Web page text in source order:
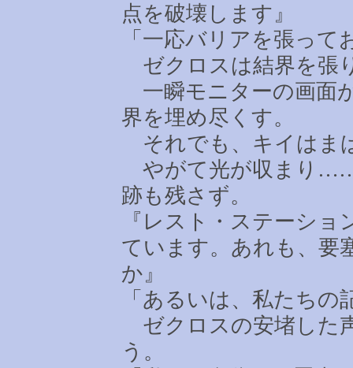
点を破壊します』
「一応バリアを張って
ゼクロスは結界を張
一瞬モニターの画面
界を埋め尽くす。
それでも、キイはま
やがて光が収まり
跡も残さず。
『レスト・ステーシ
ています。あれも、要
か』
「あるいは、私たち
ゼクロスの安堵した
う。